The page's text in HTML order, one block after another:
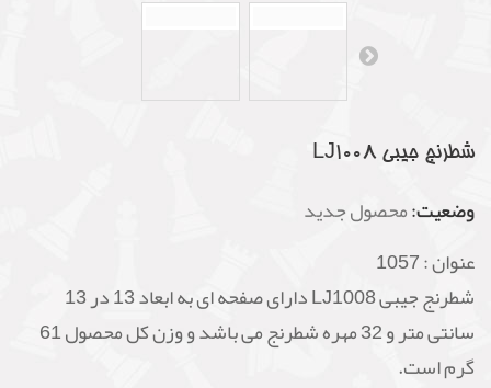
شطرنج جیبی LJ1008
وضعیت:محصول جدید
عنوان :1057
شطرنج جیبی LJ1008 دارای صفحه ای به ابعاد 13 در 13
سانتی متر و 32 مهره شطرنج می باشد و وزن کل محصول 61
گرم است.